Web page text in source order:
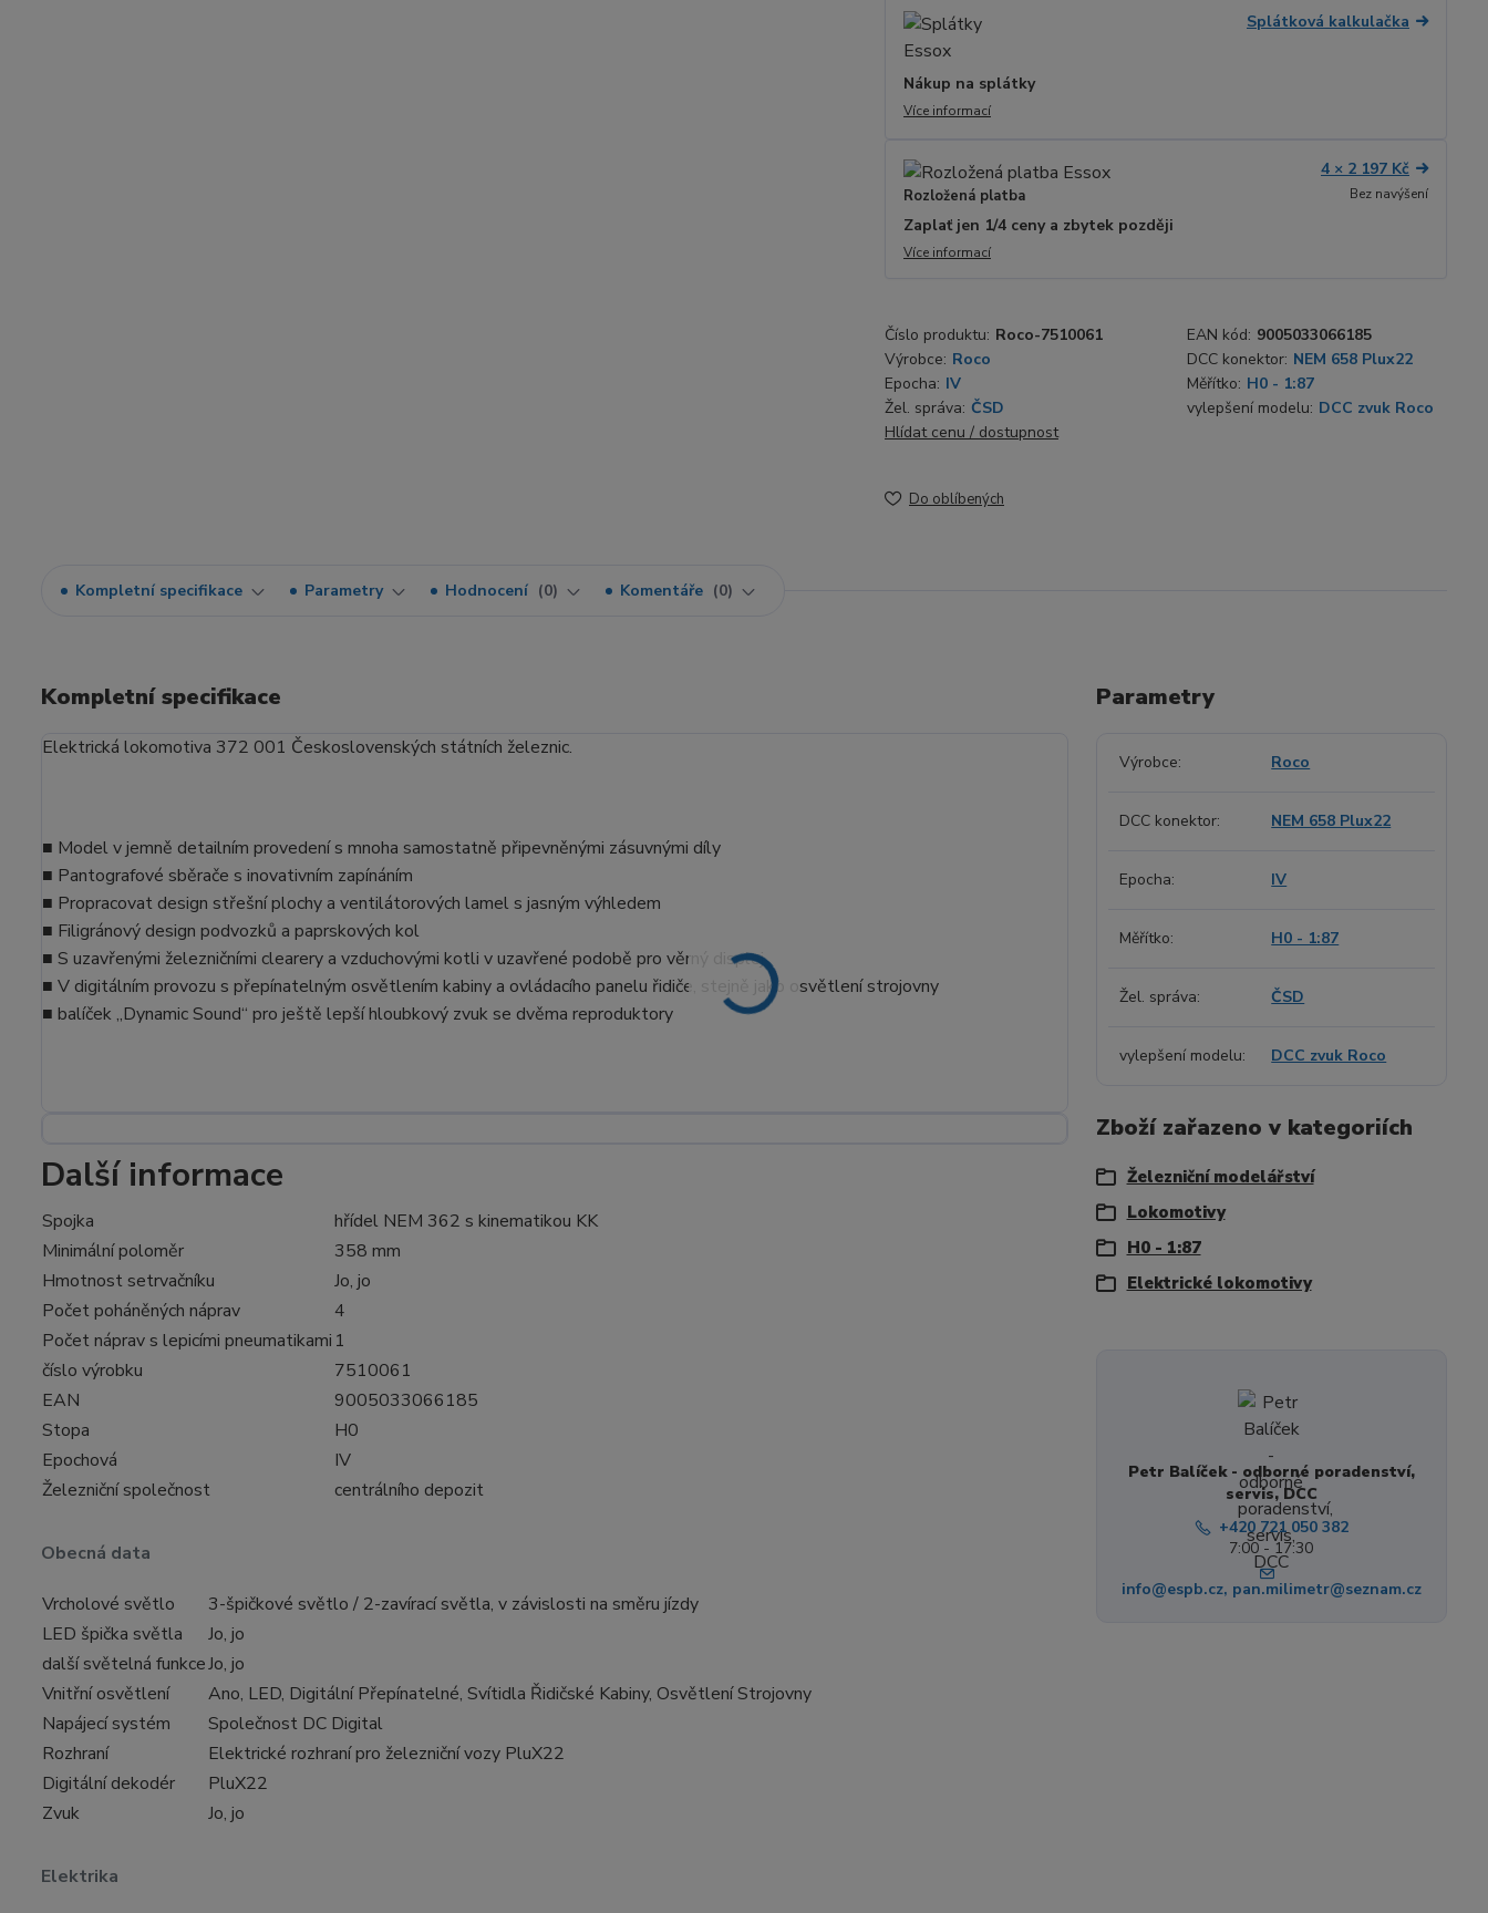
Splátková kalkulačka
Nákup na splátky
Více informací
Rozložená platba
4 × 2 197 Kč
Bez navýšení
Zaplať jen 1/4 ceny a zbytek později
Více informací
Číslo produktu: Roco-7510061 EAN kód: 9005033066185
Výrobce: Roco DCC konektor: NEM 658 Plux22
Epocha: IV Měřítko: H0 - 1:87
Žel. správa: ČSD vylepšení modelu: DCC zvuk Roco
Hlídat cenu / dostupnost
Do oblíbených
Kompletní specifikace Parametry Hodnocení 0 Komentáře 0
Kompletní specifikace
Elektrická lokomotiva 372 001 Československých státních železnic.
■ Model v jemně detailním provedení s mnoha samostatně připevněnými zásuvnými díly
■ Pantografové sběrače s inovativním zapínáním
■ Propracovat design střešní plochy a ventilátorových lamel s jasným výhledem
■ Filigránový design podvozků a paprskových kol
■ S uzavřenými železničními clearery a vzduchovými kotli v uzavřené podobě pro věrný displej
■ V digitálním provozu s přepínatelným osvětlením kabiny a ovládacího panelu řidiče, stejně jako osvětlení strojovny
■ balíček „Dynamic Sound“ pro ještě lepší hloubkový zvuk se dvěma reproduktory
Další informace
Obecná data
Spojka
hřídel NEM 362 s kinematikou KK
Minimální poloměr
358 mm
Hmotnost setrvačníku
Jo, jo
Počet poháněných náprav
4
Počet náprav s lepicími pneumatikami 1
číslo výrobku
7510061
EAN
9005033066185
Stopa
H0
Epochová
IV
Železniční společnost
centrálního depozit
Elektrika
Vrcholové světlo
3-špičkové světlo / 2-zavírací světla, v závislosti na směru jízdy
LED špička světla
Jo, jo
další světelná funkceJo, jo
Vnitřní osvětlení
Ano, LED, Digitální Přepínatelné, Svítidla Řidičské Kabiny, Osvětlení Strojovny
Napájecí systém
Společnost DC Digital
Rozhraní
Elektrické rozhraní pro železniční vozy PluX22
Digitální dekodér
PluX22
Zvuk
Jo, jo
Parametry
Výrobce Roco
DCC konektor NEM 658 Plux22
Epocha IV
Měřítko H0 - 1:87
Žel. správa ČSD
vylepšení modelu DCC zvuk Roco
Zboží zařazeno v kategoriích
Železniční modelářství
Lokomotivy
H0 - 1:87
Elektrické lokomotivy
Petr Balíček - odborné poradenství,
servis, DCC
+420 721 050 382
7:00 - 17:30
info@espb.cz, pan.milimetr@seznam.cz